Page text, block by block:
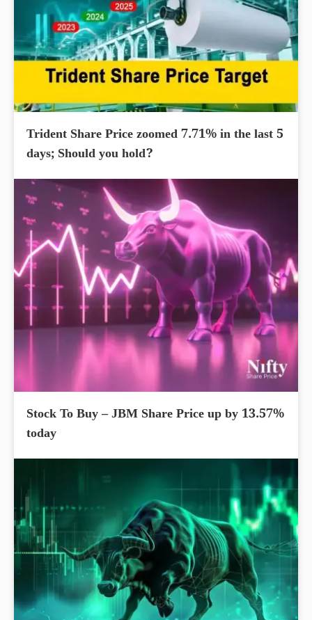
Trident Share Price zoomed 7.71% in the last 5
days; Should you hold?
Stock To Buy – JBM Share Price up by 13.57%
today